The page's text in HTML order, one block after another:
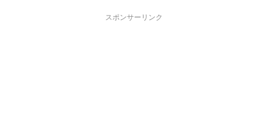
スポンサーリンク